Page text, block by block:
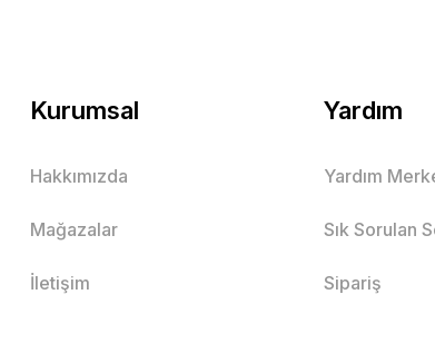
Kurumsal
Hakkımızda
Mağazalar
İletişim
Yardım
Yardım
Sık Sorulan
Sipariş